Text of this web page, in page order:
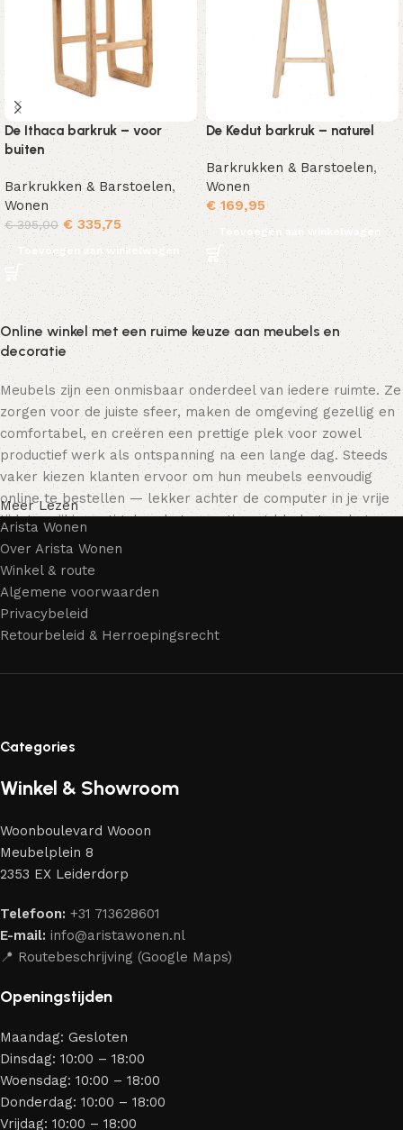
De Ithaca barkruk – voor
buiten
Barkrukken & Barstoelen,
Wonen
€395,00 €335,75
Toevoegen aan winkelwagen
De Kedut barkruk – naturel
Barkrukken & Barstoelen,
Wonen
€ 169,95
Toevoegen aan winkelwagen
Online winkel met een ruime keuze aan meubels en
decoratie
Meubels zijn een onmisbaar onderdeel van iedere ruimte. Ze
zorgen voor de juiste sfeer, maken de omgeving gezellig en
comfortabel, en creëren een prettige plek voor zowel
productief werk als ontspanning na een lange dag. Steeds
vaker kiezen klanten ervoor om hun meubels eenvoudig
online te bestellen — lekker achter de computer in je vrije
tijd, terwijl je rustig door het assortiment bladert en het
meubelstuk kiest dat bij je past. Onze online winkel biedt
een uitgebreide catalogus met meubels voor zowel thuis als
kantoor.
Meubelproductie is een moderne vorm van kunst
liefhebbers van kwaliteit en schoonheid. Wij hebben voor jou
meubelmakers die elegantie, kwaliteit en functionaliteit
Ons assortiment bestaat uit producten van betrouwbare
merken die al jarenlang hun vakmanschap en eerlijkheid
bewijzen. Al onze leveranciers garanderen meubels van
aantrekkelijk design en optimale veiligheid — zodat je
jarenlang kunt genieten van jouw interieur.
Meer Lezen
Arista Wonen
Over Arista Wonen
Winkel & route
Algemene voorwaarden
Privacybeleid
Retourbeleid & Herroepingsrecht
Categories
Winkel & Showroom
Woonboulevard Wooon
Meubelplein 8
2353 EX Leiderdorp
Telefoon: +31 713628601
E-mail: info@aristawonen.nl
📍 Routebeschrijving (Google Maps)
Openingstijden
Maandag: Gesloten
Dinsdag: 10:00 – 18:00
Woensdag: 10:00 – 18:00
Donderdag: 10:00 – 18:00
Vrijdag: 10:00 – 18:00